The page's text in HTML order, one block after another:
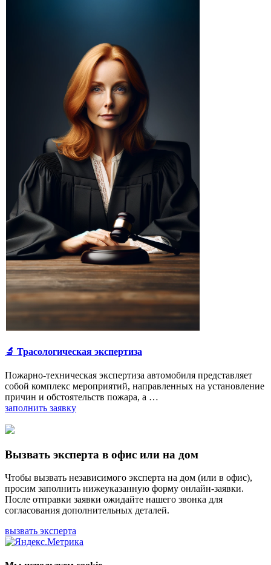
🔬 Трасологическая экспертиза
Пожарно-техническая экспертиза автомобиля представляет
собой комплекс мероприятий, направленных на установление
причин и обстоятельств пожара, а …
заполнить заявку
Вызвать эксперта в офис или на дом
Чтобы вызвать независимого эксперта на дом (или в офис),
просим заполнить нижеуказанную форму онлайн-заявки.
После отправки заявки ожидайте нашего звонка для
согласования дополнительных деталей.
вызвать эксперта